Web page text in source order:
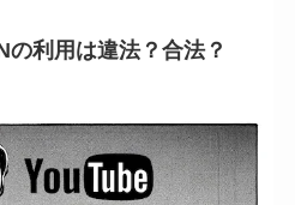
利用は違法？合法？